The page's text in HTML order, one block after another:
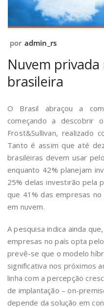
por admin_rs
Nuvem
brasileira
O Brasil abraçou a
começando a descobrir
Frost&Sullivan, realizado
Tanto é assim que até
brasileiras devem usar
enquanto 42% planejam
25% delas investirão pela
que 41% das empresas
em nuvem.
A pesquisa indica ainda
empresas no país opta
prevê-se que o modelo
significativa nos próximos
linha com a percepção
de implantação – on-
depende da solução em